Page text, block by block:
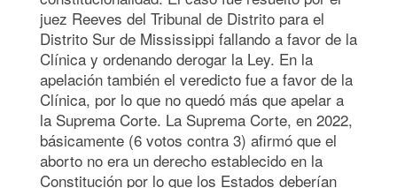
juez Reeves del Tribunal de Distrito para el
Distrito Sur de Mississippi fallando a favor de la
Clínica y ordenando derogar la Ley. En la
apelación también el veredicto fue a favor de la
Clínica, por lo que no quedó más que apelar a
la Suprema Corte. La Suprema Corte, en 2022,
básicamente (6 votos contra 3) afirmó que el
aborto no era un derecho establecido en la
Constitución por lo que los Estados deberían